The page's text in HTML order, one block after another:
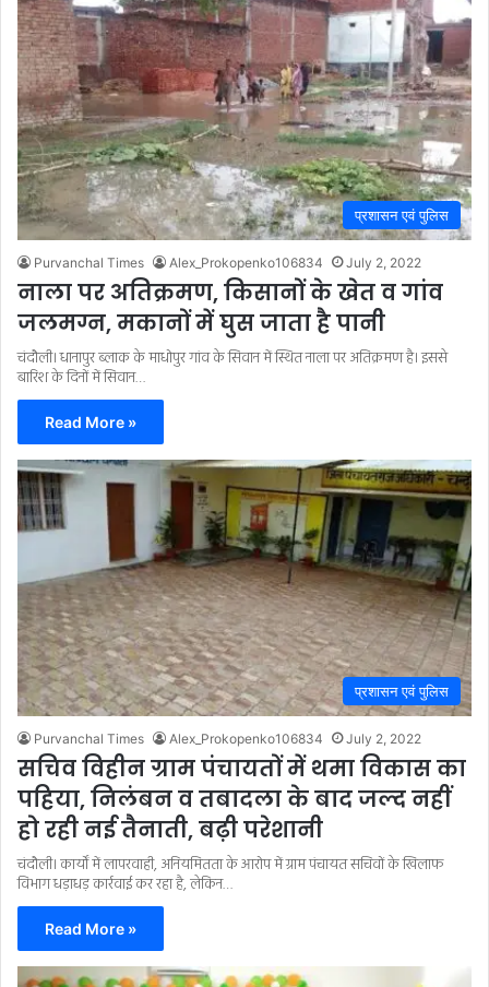
प्रशासन एवं पुलिस
Purvanchal Times Alex_Prokopenko106834 July 2, 2022
नाला पर अतिक्रमण, किसानों के खेत व गांव
जलमग्न, मकानों में घुस जाता है पानी
चंदौली। धानापुर ब्लाक के माधोपुर गांव के सिवान में स्थित नाला पर अतिक्रमण है। इससे
बारिश के दिनों में सिवान…
Read More »
प्रशासन एवं पुलिस
Purvanchal Times Alex_Prokopenko106834 July 2, 2022
सचिव विहीन ग्राम पंचायतों में थमा विकास का
पहिया, निलंबन व तबादला के बाद जल्द नहीं
हो रही नई तैनाती, बढ़ी परेशानी
चंदौली। कार्यों में लापरवाही, अनियमितता के आरोप में ग्राम पंचायत सचिवों के खिलाफ
विभाग धड़ाधड़ कार्रवाई कर रहा है, लेकिन…
Read More »